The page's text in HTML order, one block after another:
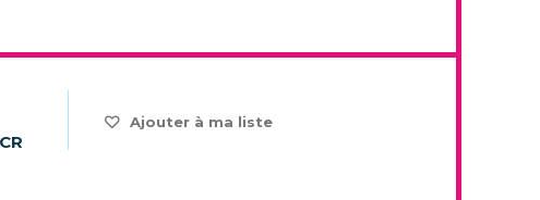
Ajouter à ma liste